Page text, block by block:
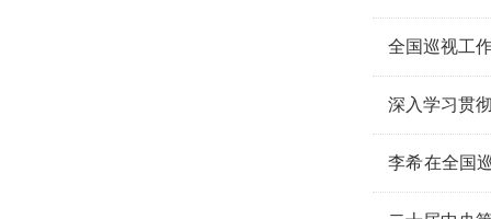
全国巡视工
深入学习贯
李希在全国